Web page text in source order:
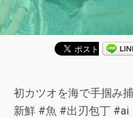
初カツオを海で手掴み
新鮮 #魚 #出刃包丁 #ai